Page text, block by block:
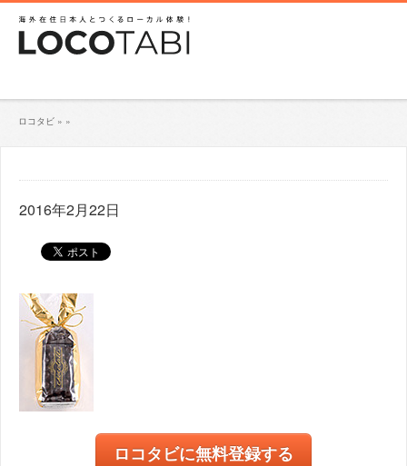
ロコタビ » »
2016年2月22日
ロコタビに無料登録する